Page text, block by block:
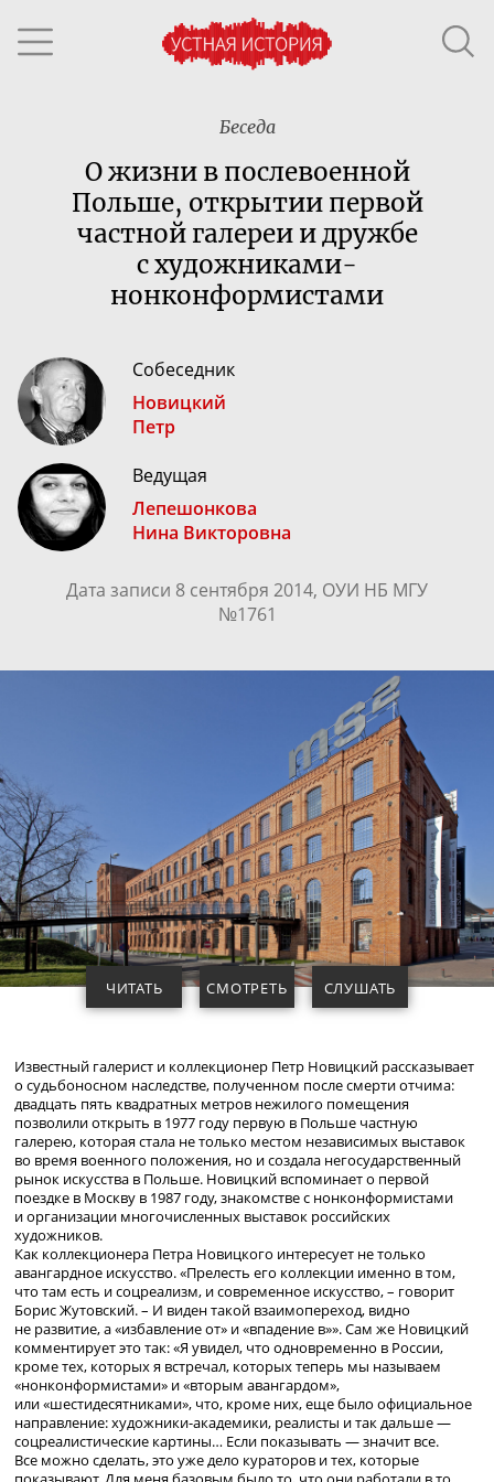
Беседа
О жизни в послевоенной
Польше, открытии первой
частной галереи и дружбе
схудожниками-
нонконформистами
Собеседник
Новицкий
Петр
Ведущая
Лепешонкова
Нина Викторовна
Дата записи 8 сентября 2014, ОУИ НБ МГУ
№1761
ЧИТАТЬ СМОТРЕТЬ СЛУШАТЬ
Известный галерист и коллекционер Петр Новицкий рассказывает
о судьбоносном наследстве, полученном после смерти отчима:
двадцать пять квадратных метров нежилого помещения
позволили открыть в 1977 году первую в Польше частную
галерею, которая стала не только местом независимых выставок
во время военного положения, но и создала негосударственный
рынок искусства в Польше. Новицкий вспоминает о первой
поездке в Москву в 1987 году, знакомстве с нонконформистами
и организации многочисленных выставок российских
художников.
Как коллекционера Петра Новицкого интересует не только
авангардное искусство. «Прелесть его коллекции именно в том,
что там есть и соцреализм, и современное искусство, – говорит
Борис Жутовский. – И виден такой взаимопереход, видно
не развитие, а «избавление от» и «впадение в»». Сам же Новицкий
комментирует это так: «Я увидел, что одновременно в России,
кроме тех, которых я встречал, которых теперь мы называем
«нонконформистами» и «вторым авангардом»,
или «шестидесятниками», что, кроме них, еще было официальное
направление:художники-академики, реалисты и так дальше —
соцреалистические картины… Если показывать — значит все.
Все можно сделать, это уже дело кураторов и тех, которые